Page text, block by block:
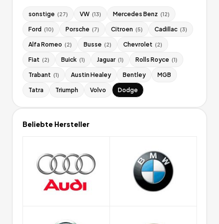
sonstige (27) VW (13) Mercedes Benz (12)
Ford (10) Porsche (7) Citroen (5) Cadillac (3)
Alfa Romeo (2) Busse (2) Chevrolet (2)
Fiat (2) Buick (1) Jaguar (1) Rolls Royce (1)
Trabant (1) Austin Healey Bentley MGB
Tatra Triumph Volvo Dodge
Beliebte Hersteller